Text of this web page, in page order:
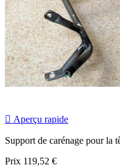
 Aperçu rapide
Support de carénage pour la
Prix 119,52 €